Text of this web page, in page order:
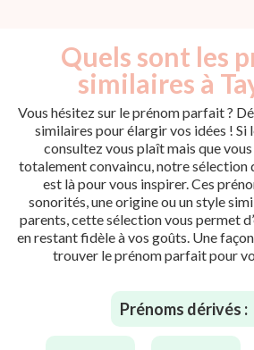
Quels sont les
similaires à
Vous hésitez sur le prénom parfait ?
similaires pour élargir vos idées ! Si
consultez vous plaît mais que vous
totalement convaincu, notre sélection
est là pour vous inspirer. Ces
sonorités, une origine ou un style
parents, cette sélection vous permet
en restant fidèle à vos goûts. Une
trouver le prénom parfait pour
Prénoms dérivés :